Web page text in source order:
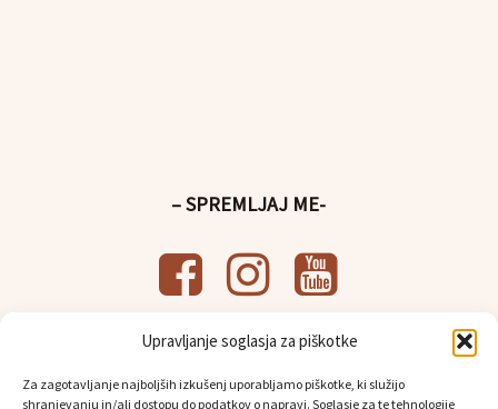
Upravljanje soglasja za piškotke
Za zagotavljanje najboljših izkušenj uporabljamo piškotke, ki služijo
shranjevanju in/ali dostopu do podatkov o napravi. Soglasje za te tehnologije
– SPREMLJAJ ME-
– UPORABNE POVEZAVE-
Splošni pogoji poslovanja